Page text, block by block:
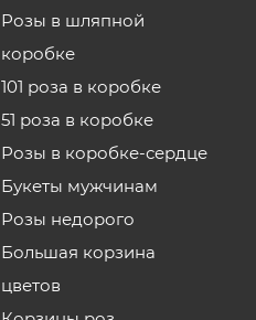
Розы в шляпной
коробке
101 роза в коробке
51 роза в коробке
Розы в коробке-сердце
Букеты мужчинам
Розы недорого
Большая корзина
цветов